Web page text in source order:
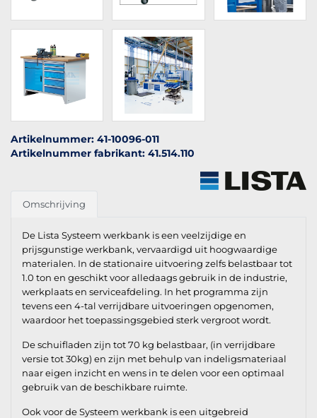
Artikelnummer: 41-10096-011
Artikelnummer fabrikant: 41.514.110
Omschrijving
De Lista Systeem werkbank is een veelzijdige en
prijsgunstige werkbank, vervaardigd uit hoogwaardige
materialen. In de stationaire uitvoering zelfs belastbaar tot
1.0 ton en geschikt voor alledaags gebruik in de industrie,
werkplaats en serviceafdeling. In het programma zijn
tevens een 4-tal verrijdbare uitvoeringen opgenomen,
waardoor het toepassingsgebied sterk vergroot wordt.
De schuifladen zijn tot 70 kg belastbaar, (in verrijdbare
versie tot 30kg) en zijn met behulp van indeligsmateriaal
naar eigen inzicht en wens in te delen voor een optimaal
gebruik van de beschikbare ruimte.
Ook voor de Systeem werkbank is een uitgebreid